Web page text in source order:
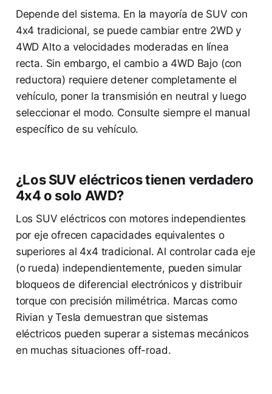
Depende del sistema. En la mayoría de SUV con
4x4 tradicional, se puede cambiar entre 2WD y
4WD Alto a velocidades moderadas en línea
recta. Sin embargo, el cambio a 4WD Bajo (con
reductora) requiere detener completamente el
vehículo, poner la transmisión en neutral y luego
seleccionar el modo. Consulte siempre el manual
específico de su vehículo.
¿Los SUV eléctricos tienen verdadero
4x4 o solo AWD?
Los SUV eléctricos con motores independientes
por eje ofrecen capacidades equivalentes o
superiores al 4x4 tradicional. Al controlar cada eje
(o rueda) independientemente, pueden simular
bloqueos de diferencial electrónicos y distribuir
torque con precisión milimétrica. Marcas como
Rivian y Tesla demuestran que sistemas
eléctricos pueden superar a sistemas mecánicos
en muchas situaciones off-road.